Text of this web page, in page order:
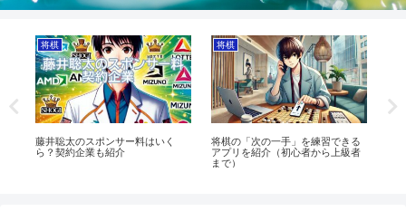
将棋
藤井聡太のスポンサー料はいく
ら？契約企業も紹介
将棋
将棋の「次の一手」を練習できる
アプリを紹介（初心者から上級者
まで）